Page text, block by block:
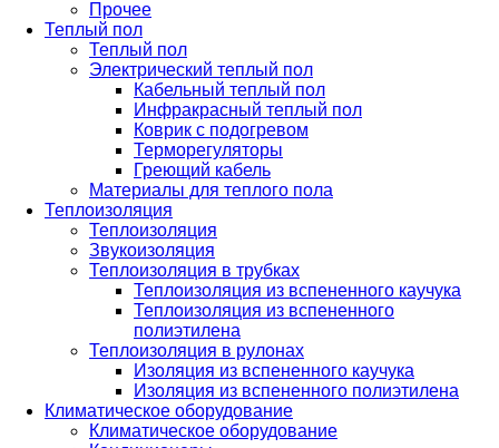
Прочее
Теплый пол
Теплый пол
Электрический теплый пол
Кабельный теплый пол
Инфракрасный теплый пол
Коврик с подогревом
Терморегуляторы
Греющий кабель
Материалы для теплого пола
Теплоизоляция
Теплоизоляция
Звукоизоляция
Теплоизоляция в трубках
Теплоизоляция из вспененного каучука
Теплоизоляция из вспененного
полиэтилена
Теплоизоляция в рулонах
Изоляция из вспененного каучука
Изоляция из вспененного полиэтилена
Климатическое оборудование
Климатическое оборудование